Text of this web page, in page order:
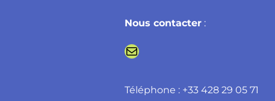
Nous contacter :
E-mail
Téléphone : +33 428 29 05 71